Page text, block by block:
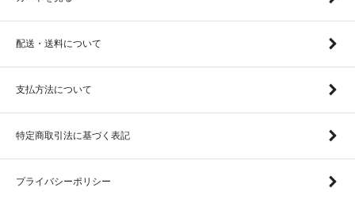
配送・送料について
支払方法について
特定商取引法に基づく表記
プライバシーポリシー